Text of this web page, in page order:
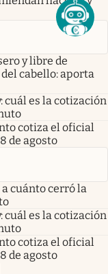
y libre de
cabello: aporta
cuál es la cotización
cotiza el oficial
de agosto
a cuánto cerró la
cuál es la cotización
cotiza el oficial
de agosto
pestañapestaña
en nueva pestaña
en nueva pestaña